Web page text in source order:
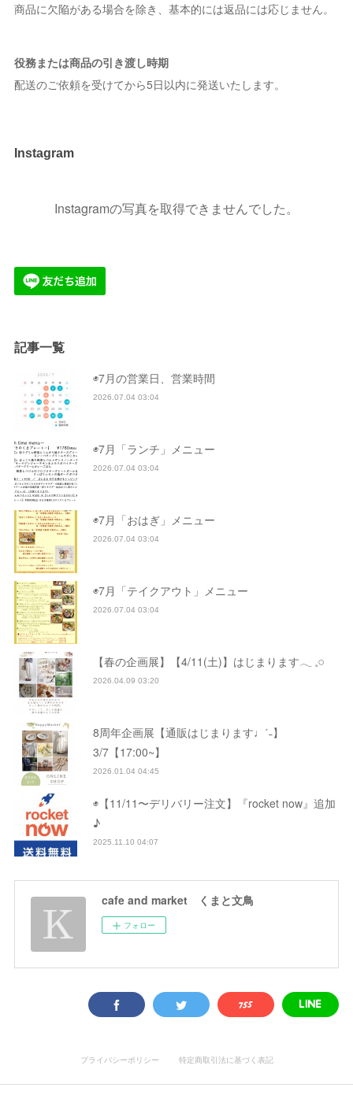
商品に欠陥がある場合を除き、基本的には返品には応じません。
役務または商品の引き渡し時期
配送のご依頼を受けてから5日以内に発送いたします。
Instagram
Instagramの写真を取得できませんでした。
記事一覧
◉7月の営業日、営業時間
2026.07.04 03:04
◉7月「ランチ」メニュー
2026.07.04 03:04
◉7月「おはぎ」メニュー
2026.07.04 03:04
◉7月「テイクアウト」メニュー
2026.07.04 03:04
【春の企画展】【4/11(土)】はじまります𓂃 𓈒𓏸
2026.04.09 03:20
8周年企画展【通販はじまります♩ˊ˗】
3/7【17:00~】
2026.01.04 04:45
◉【11/11〜デリバリー注文】『rocket now』追加
♪
2025.11.10 04:07
cafe and market くまと文鳥
フォロー
プライバシーポリシー 特定商取引法に基づく表記